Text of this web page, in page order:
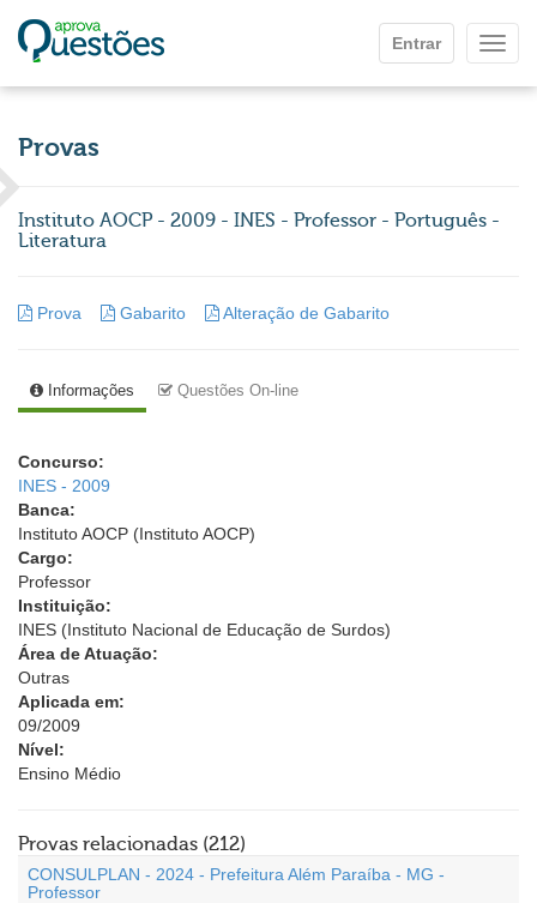
Entrar
Provas
Instituto AOCP - 2009 - INES - Professor - Português -
Literatura
Prova Gabarito Alteração de Gabarito
Informações Questões On-line
Concurso:
INES - 2009
Banca:
Instituto AOCP (Instituto AOCP)
Cargo:
Professor
Instituição:
INES (Instituto Nacional de Educação de Surdos)
Área de Atuação:
Outras
Aplicada em:
09/2009
Nível:
Ensino Médio
Provas relacionadas (212)
CONSULPLAN - 2024 - Prefeitura Além Paraíba - MG -
Professor